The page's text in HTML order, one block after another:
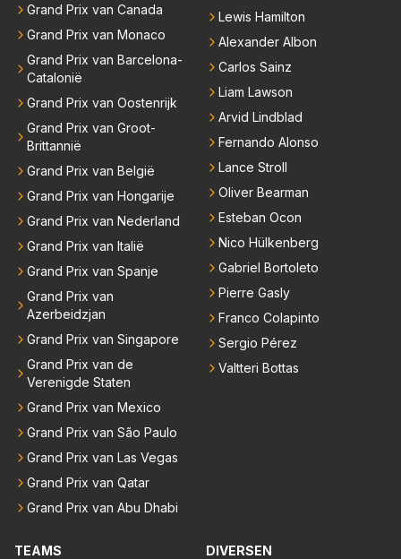
Grand Prix van Canada
Grand Prix van Monaco
Grand Prix van Barcelona-
Catalonië
Grand Prix van Oostenrijk
Grand Prix van Groot-
Brittannië
Grand Prix van België
Grand Prix van Hongarije
Grand Prix van Nederland
Grand Prix van Italië
Grand Prix van Spanje
Grand Prix van
Azerbeidzjan
Grand Prix van Singapore
Grand Prix van de
Verenigde Staten
Grand Prix van Mexico
Grand Prix van São Paulo
Grand Prix van Las Vegas
Grand Prix van Qatar
Grand Prix van Abu Dhabi
Lewis Hamilton
Alexander Albon
Carlos Sainz
Liam Lawson
Arvid Lindblad
Fernando Alonso
Lance Stroll
Oliver Bearman
Esteban Ocon
Nico Hülkenberg
Gabriel Bortoleto
Pierre Gasly
Franco Colapinto
Sergio Pérez
Valtteri Bottas
TEAMS
DIVERSEN